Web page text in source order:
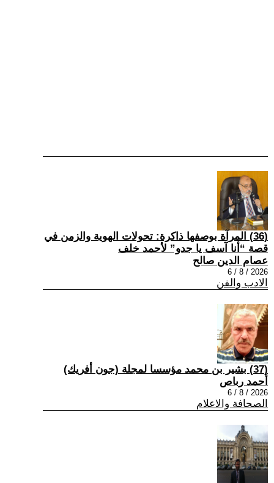
(36) المرآة بوصفها ذاكرة: تحولات الهوية والزمن في
قصة “أنا آسف يا جدو” لأحمد خلف
عصام الدين صالح
2026 / 8 / 6
الادب والفن
(37) بشير بن محمد مؤسسا لمجلة (جون أفريك)
أحمد رباص
2026 / 8 / 6
الصحافة والاعلام